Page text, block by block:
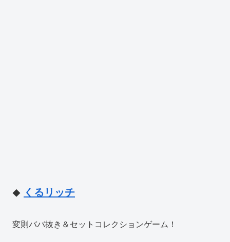
◆ くるリッチ
変則ババ抜き＆セットコレクションゲーム！